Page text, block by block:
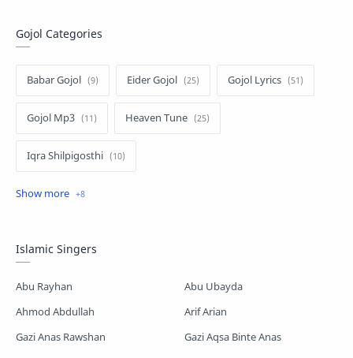
Gojol Categories
Babar Gojol Eider Gojol Gojol Lyrics
Gojol Mp3 Heaven Tune
Iqra Shilpigosthi
Islamic Story
Shopnoshiri
Islamic Singers
Abu Rayhan
Abu Ubayda
Ahmod Abdullah
Arif Arian
Gazi Anas Rawshan
Gazi Aqsa Binte Anas